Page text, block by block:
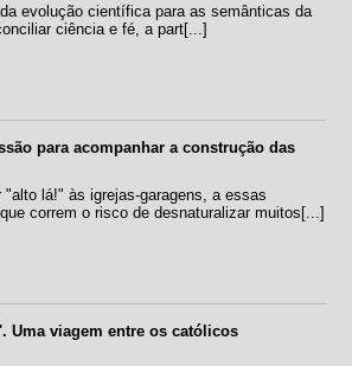
evolução científica para as semânticas da
ciência e fé, a part[...]
para acompanhar a construção das
"alto lá!" às igrejas-garagens, a essas
correm o risco de desnaturalizar muitos[...]
Uma viagem entre os católicos